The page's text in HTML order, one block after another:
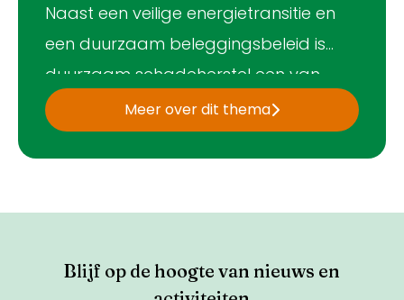
Naast een veilige energietransitie en
een duurzaam beleggingsbeleid is
duurzaam schadeherstel een van
onze ambities. Met Schoonmakend
Nederland en NIVRE (Nederlands
Instituut Van Register Experts) hebben
Meer over dit thema
Blijf op de hoogte van nieuws en